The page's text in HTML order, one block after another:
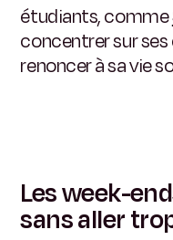
étudiants, comme
concentrer sur
renoncer à sa vie
Les week-
sans aller